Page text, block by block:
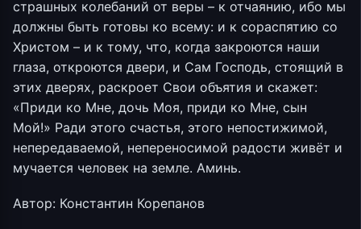
страшных колебаний от веры – к отчаянию, ибо мы
должны быть готовы ко всему: и к сораспятию со
Христом – и к тому, что, когда закроются наши
глаза, откроются двери, и Сам Господь, стоящий в
этих дверях, раскроет Свои объятия и скажет:
«Приди ко Мне, дочь Моя, приди ко Мне, сын
Мой!» Ради этого счастья, этого непостижимой,
непередаваемой, непереносимой радости живёт и
мучается человек на земле. Аминь.
Автор: Константин Корепанов